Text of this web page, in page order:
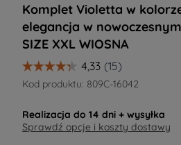
Komplet Violetta w
elegancja w
SIZE XXL WIOSNA
Kod produktu: 809C-16042
Realizacja do 14 dni + wysyłka
Sprawdź opcje i koszty dostawy